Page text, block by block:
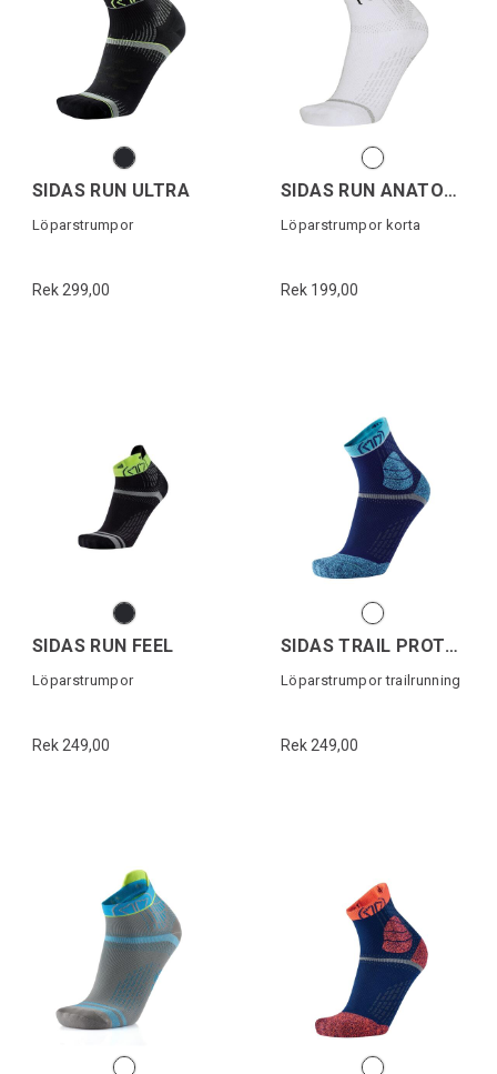
SIDAS RUN ULTRA
Löparstrumpor
Rek 299,00
SIDAS RUN ANATOMIC ANKLE
Löparstrumpor korta
Rek 199,00
SIDAS RUN FEEL
Löparstrumpor
Rek 249,00
SIDAS TRAIL PROTECT
Löparstrumpor trailrunning
Rek 249,00